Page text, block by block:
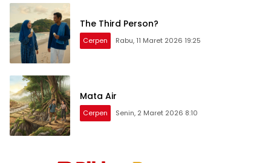
The Third Person?
Cerpen Rabu, 11 Maret 2026 19:25
Mata Air
Cerpen Senin, 2 Maret 2026 8:10